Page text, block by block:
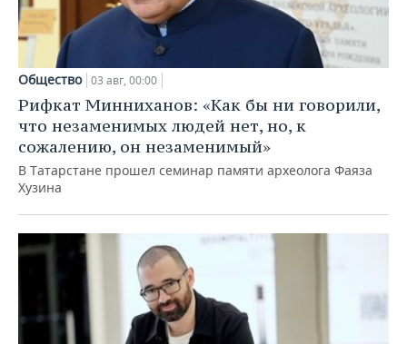
Общество 03 авг, 00:00
Рифкат Минниханов: «Как бы ни говорили,
что незаменимых людей нет, но, к
сожалению, он незаменимый»
В Татарстане прошел семинар памяти археолога Фаяза
Хузина